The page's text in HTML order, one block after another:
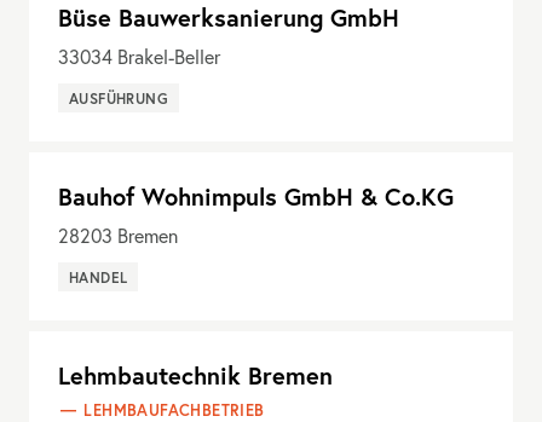
Büse Bauwerksanierung GmbH
33034 Brakel-Beller
AUSFÜHRUNG
Bauhof Wohnimpuls GmbH & Co.KG
28203 Bremen
HANDEL
Lehmbautechnik Bremen
LEHMBAUFACHBETRIEB